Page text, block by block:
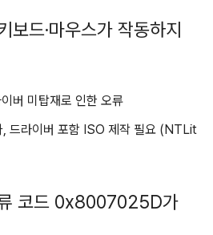
보드·마우스가 작동하지
버 미탑재로 인한 오류
, 드라이버 포함 ISO 제작 필요 (NTLit
코드 0x8007025D가